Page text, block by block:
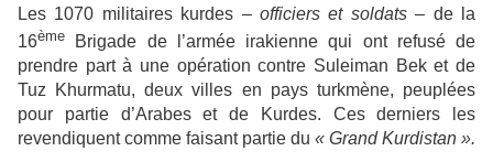
Les 1070 militaires kurdes – officiers et soldats– de la
16ème Brigade de l’armée irakienne qui ont refusé de
prendre part à une opération contre Suleiman Bek et de
Tuz Khurmatu, deux villes en pays turkmène, peuplées
pour partie d’Arabes et de Kurdes. Ces derniers les
revendiquent comme faisant partie du « Grand Kurdistan ».